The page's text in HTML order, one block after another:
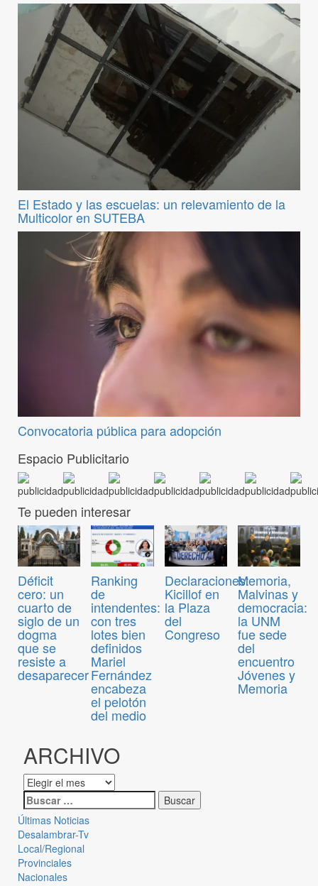
El Estado y las escuelas: un relevamiento de la
Multicolor en SUTEBA
Convocatoria pública para adopción
Espacio Publicitario
Te pueden interesar
Déficit
cero: un
cuarto de
siglo de un
dogma
que se
resiste a
desaparecer
Ranking
de
intendentes:
con tres
lotes bien
definidos
Mariel
Fernández
encabeza
el pelotón
del medio
Declaraciones:
Kicillof en
la Plaza
del
Congreso
Memoria,
Malvinas y
democracia:
la UNM
fue sede
del
encuentro
Jóvenes y
Memoria
ARCHIVO
Últimas Noticias
Desalambrar-Tv
Local/Regional
Provinciales
Nacionales